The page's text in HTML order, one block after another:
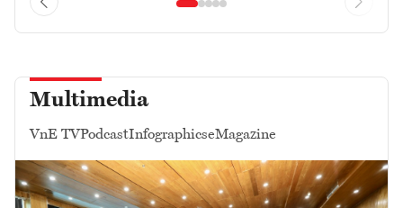
Multimedia
VnE TVPodcastInfographicseMagazine